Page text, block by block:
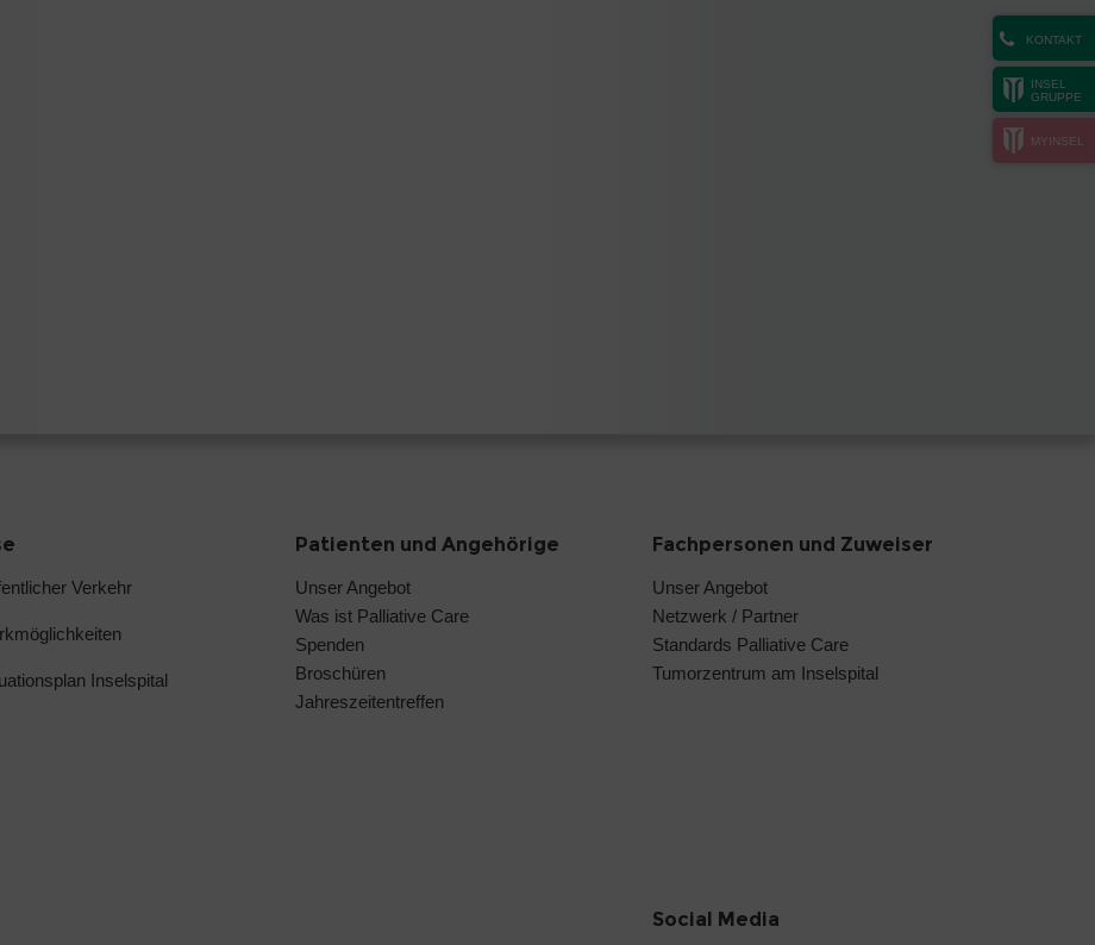
KONTAKT
INSEL
GRUPPE
MYINSEL
Verkehr
Inselspital
Patienten und Angehörige
Unser Angebot
Was ist Palliative Care
Spenden
Broschüren
Jahreszeitentreffen
Fachpersonen und Zuweiser
Unser Angebot
Netzwerk / Partner
Standards Palliative Care
Tumorzentrum am Inselspital
Social Media